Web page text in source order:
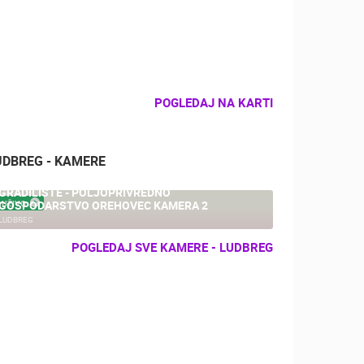
POGLEDAJ NA KARTI
- KAMERE
UŽIVO
- POLJOPRIVREDNO
OREHOVEC KAMERA 2
POGLEDAJ SVE KAMERE - LUDBREG